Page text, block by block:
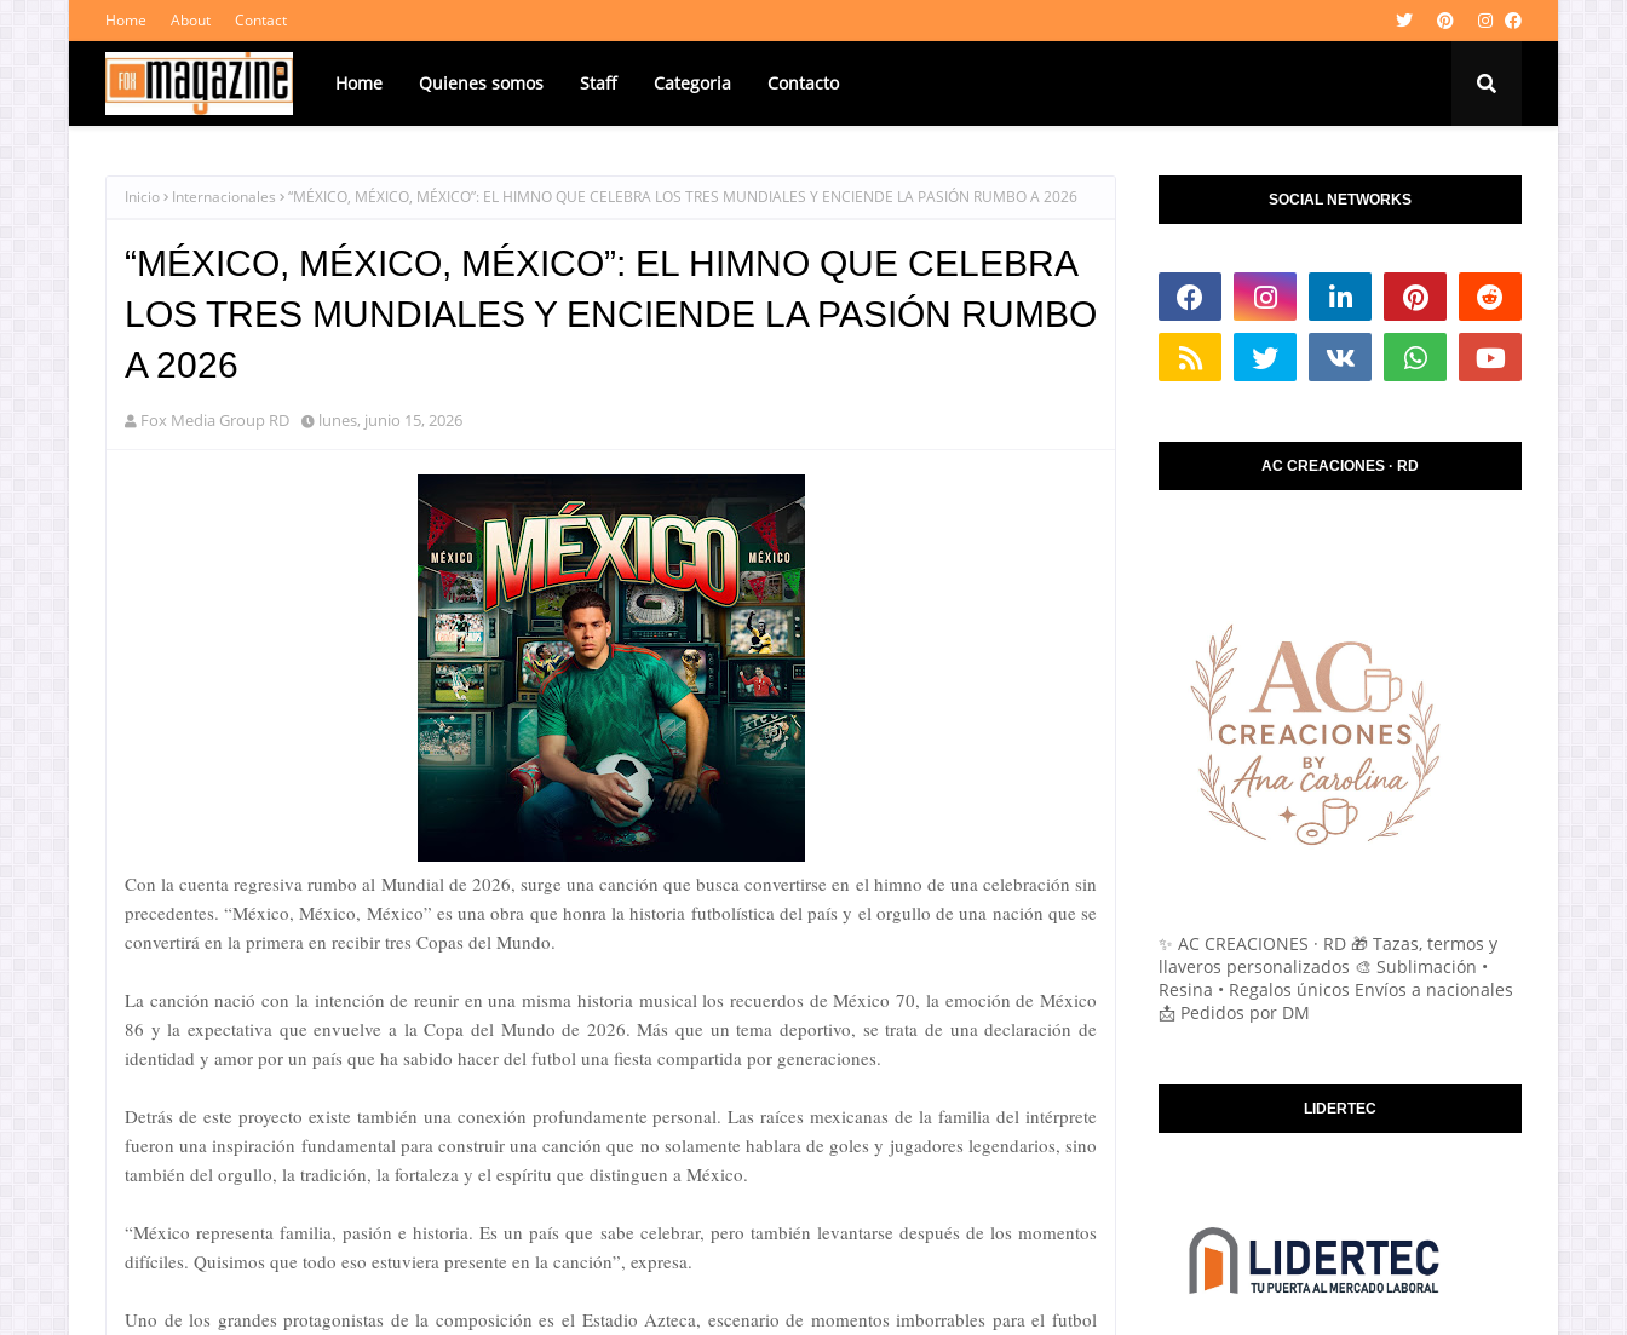
Home About Contact
Home Quienes somos Staff Categoria Contacto
Inicio Internacionales “MÉXICO, MÉXICO, MÉXICO”: EL HIMNO QUE CELEBRA LOS TRES MUNDIALES Y ENCIENDE LA PASIÓN RUMBO A 2026
“MÉXICO, MÉXICO, MÉXICO”: EL HIMNO QUE CELEBRA
LOS TRES MUNDIALES Y ENCIENDE LA PASIÓN RUMBO
A 2026
Fox Media Group RD lunes, junio 15, 2026
Con la cuenta regresiva rumbo al Mundial de 2026, surge una canción que busca convertirse en el himno de una celebración sin
precedentes. “México, México, México” es una obra que honra la historia futbolística del país y el orgullo de una nación que se
convertirá en la primera en recibir tres Copas del Mundo.
La canción nació con la intención de reunir en una misma historia musical los recuerdos de México 70, la emoción de México
86 y la expectativa que envuelve a la Copa del Mundo de 2026. Más que un tema deportivo, se trata de una declaración de
identidad y amor por un país que ha sabido hacer del futbol una fiesta compartida por generaciones.
Detrás de este proyecto existe también una conexión profundamente personal. Las raíces mexicanas de la familia del intérprete
fueron una inspiración fundamental para construir una canción que no solamente hablara de goles y jugadores legendarios, sino
también del orgullo, la tradición, la fortaleza y el espíritu que distinguen a México.
“México representa familia, pasión e historia. Es un país que sabe celebrar, pero también levantarse después de los momentos
difíciles. Quisimos que todo eso estuviera presente en la canción”, expresa.
Uno de los grandes protagonistas de la composición es el Estadio Azteca, escenario de momentos imborrables para el futbol
SOCIAL NETWORKS
AC CREACIONES · RD
✨ AC CREACIONES · RD 🎁 Tazas, termos y
llaveros personalizados 🎨 Sublimación •
Resina • Regalos únicos Envíos a nacionales
📩 Pedidos por DM
LIDERTEC